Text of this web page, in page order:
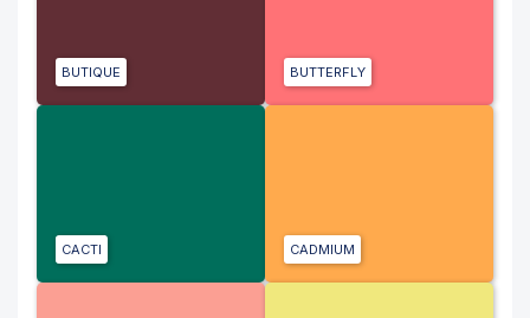
BUTIQUE BUTTERFLY
CACTI CADMIUM